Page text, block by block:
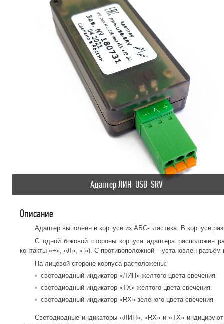
Адаптер ЛИН-USB-SRV
Описание
Адаптер выполнен в корпусе из АБС-пластика. В корпусе
С одной боковой стороны корпуса адаптера расположен
контакты «+», «Л», «-»). С противоположной – установлен
На лицевой стороне корпуса расположены:
светодиодный индикатор «ЛИН» желтого цвета свечения
светодиодный индикатор «ТХ» желтого цвета свечения
светодиодный индикатор «RX» зеленого цвета свечения
Светодиодные индикаторы «ЛИН», «RX» и «TX»